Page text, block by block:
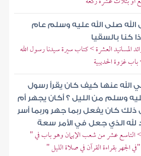
الله صلى الله عليه وسلم عام
كنا بالسقيا
المسانيد العشرة > كتاب سيرة سيدنا رسول الله
غزوة الحديبية
الله عنها كيف كان يقرأ رسول
وسلم من الليل ؟ أكان يجهر أم
كان يفعل ربما جهر وربما أسر
لله الذي جعل في الأمر سعة
> التاسع عشر من شعب الإيمان وهو باب في "
الجهر بقراءة القرآن في صلاة الليل "